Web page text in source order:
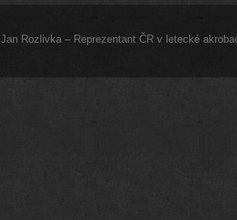
Jan Rozlivka – Reprezentant ČR v letecké